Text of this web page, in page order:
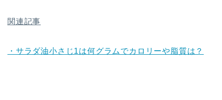
関連記事
・サラダ油小さじ1は何グラムでカロリーや脂質は？